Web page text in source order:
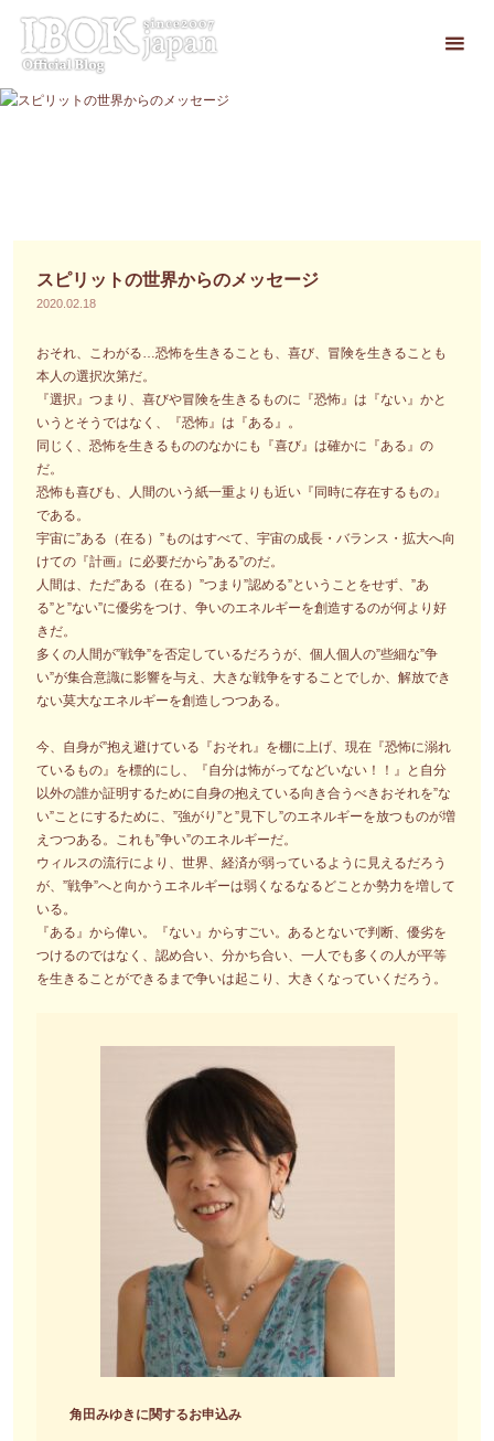
ツ
スピリットの世界からのメッセージ
2020.02.18
おそれ、こわがる…恐怖を生きることも、喜び、冒険を生きることも
本人の選択次第だ。
『選択』つまり、喜びや冒険を生きるものに『恐怖』は『ない』かと
いうとそうではなく、『恐怖』は『ある』。
同じく、恐怖を生きるもののなかにも『喜び』は確かに『ある』の
だ。
恐怖も喜びも、人間のいう紙一重よりも近い『同時に存在するもの』
である。
宇宙に”ある（在る）”ものはすべて、宇宙の成長・バランス・拡大へ向
けての『計画』に必要だから”ある”のだ。
人間は、ただ”ある（在る）”つまり”認める”ということをせず、”あ
る”と”ない”に優劣をつけ、争いのエネルギーを創造するのが何より好
きだ。
多くの人間が”戦争”を否定しているだろうが、個人個人の”些細な”争
い”が集合意識に影響を与え、大きな戦争をすることでしか、解放でき
ない莫大なエネルギーを創造しつつある。
今、自身が”抱え避けている『おそれ』を棚に上げ、現在『恐怖に溺れ
ているもの』を標的にし、『自分は怖がってなどいない！！』と自分
以外の誰か証明するために自身の抱えている向き合うべきおそれを”な
い”ことにするために、”強がり”と”見下し”のエネルギーを放つものが増
えつつある。これも”争い”のエネルギーだ。
ウィルスの流行により、世界、経済が弱っているように見えるだろう
が、”戦争”へと向かうエネルギーは弱くなるなるどことか勢力を増して
いる。
『ある』から偉い。『ない』からすごい。あるとないで判断、優劣を
つけるのではなく、認め合い、分かち合い、一人でも多くの人が平等
を生きることができるまで争いは起こり、大きくなっていくだろう。
角田みゆきに関するお申込み